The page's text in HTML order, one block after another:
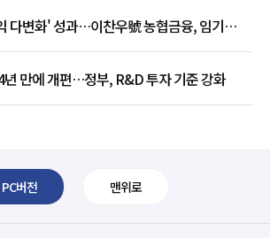
다변화' 성과…이찬우號 농협금융, 임기
년 만에 개편…정부, R&D 투자 기준 강화
PC버전 맨위로